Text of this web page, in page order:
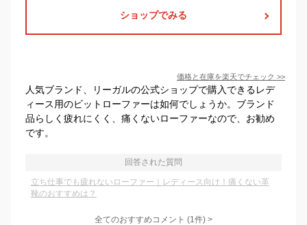
ショップでみる
価格と在庫を楽天でチェック >>
人気ブランド、リーガルの公式ショップで購入できるレデ
ィース用のビットローファーは如何でしょうか。ブランド
品らしく疲れにくく、痛くないローファーなので、お勧め
です。
回答された質問
立ち仕事でも疲れないローファー｜レディース向け！痛くない革
靴のおすすめは？
全てのおすすめコメント (1件) >